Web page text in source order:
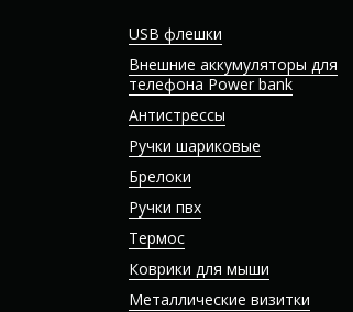
USB флешки
Внешние аккумуляторы для
телефона Power bank
Антистрессы
Ручки шариковые
Брелоки
Ручки пвх
Термос
Коврики для мыши
Металлические визитки